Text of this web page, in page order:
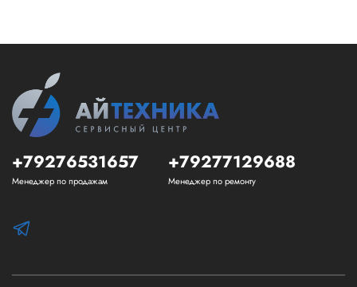
+79276531657
Менеджер по продажам
+79277129688
Менеджер по ремонту